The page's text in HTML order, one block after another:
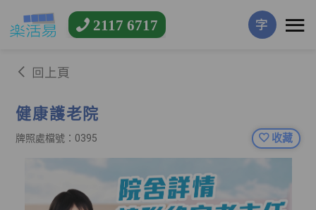
2117 6717 字
回上頁
健康護老院
牌照處檔號：0395 收藏